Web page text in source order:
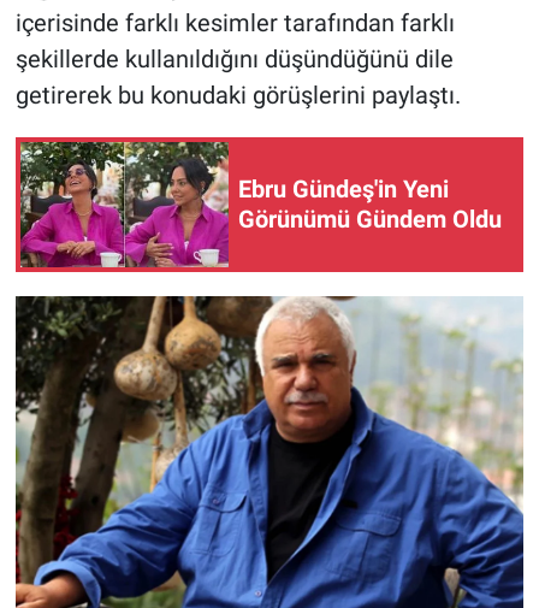
içerisinde farklı kesimler tarafından farklı
şekillerde kullanıldığını düşündüğünü dile
getirerek bu konudaki görüşlerini paylaştı.
Ebru Gündeş'in Yeni
Görünümü Gündem Oldu